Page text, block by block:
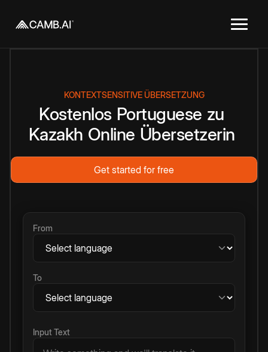
KONTEXTSENSITIVE ÜBERSETZUNG
Kostenlos Portuguese zu
Kazakh Online Übersetzerin
Get started for free
From
To
Input Text